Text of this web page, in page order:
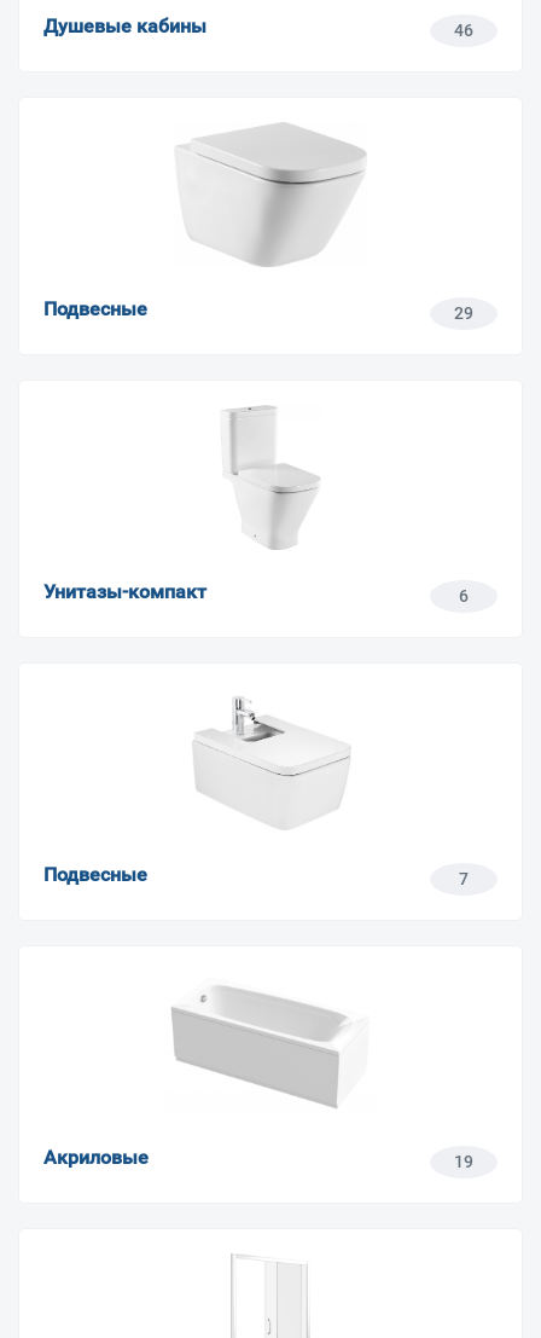
Душевые кабины 46
Подвесные 29
Унитазы-компакт 6
Подвесные 7
Акриловые 19